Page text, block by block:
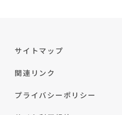
サイトマップ
関連リンク
プライバシーポリシー